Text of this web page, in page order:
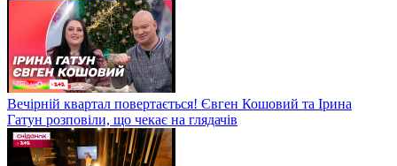
Вечірній квартал повертається! Євген Кошовий та Ірина
Гатун розповіли, що чекає на глядачів